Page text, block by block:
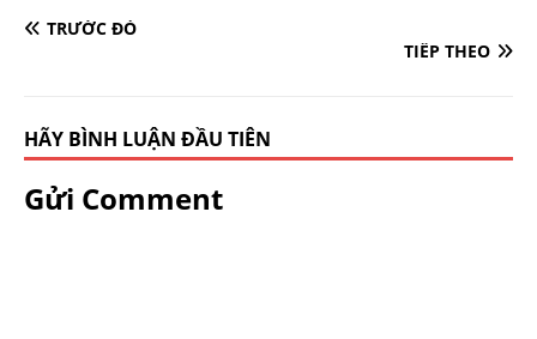
TRƯỚC ĐÓ
TIẾP THEO
HÃY BÌNH LUẬN ĐẦU TIÊN
Gửi Comment